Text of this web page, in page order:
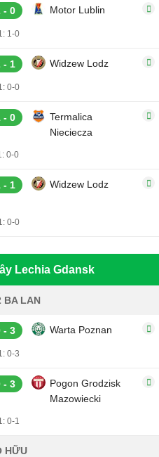
- 0 Motor Lublin
1-0
- 1 Widzew Lodz
0-0
- 0
Termalica
Nieciecza
0-0
- 1 Widzew Lodz
0-0
Lechia Gdansk
BA LAN
- 3 Warta Poznan
0-3
- 3
Pogon Grodzisk
Mazowiecki
0-1
HỮU